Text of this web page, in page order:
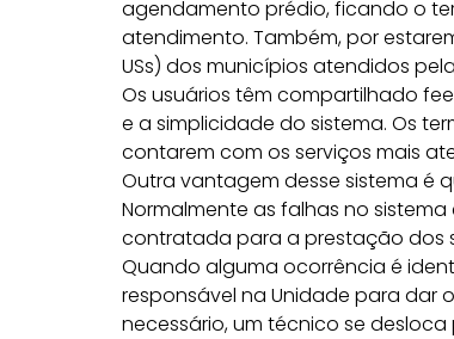
agendamento prédio, ficando o
atendimento. Também, por
USs) dos municípios atendidos
Os usuários têm compartilhado
e a simplicidade do sistema. Os
contarem com os serviços mais
Outra vantagem desse sistema é
Normalmente as falhas no
contratada para a prestação dos
Quando alguma ocorrência é
responsável na Unidade para dar
necessário, um técnico se desloca